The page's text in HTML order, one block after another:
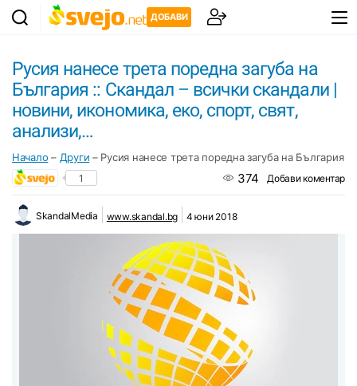
ДОБАВИ
Русия нанесе трета поредна загуба на
България :: Скандал – всички скандали |
новини, икономика, еко, спорт, свят,
анализи,…
Начало – Други – Русия нанесе трета поредна загуба на България
1 374 Добави коментар
SkandalMedia www.skandal.bg 4 юни 2018